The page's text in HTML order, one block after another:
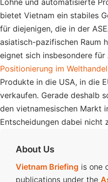
Löhne und automatisierte
bietet Vietnam ein stabiles
für diejenigen, die in der
asiatisch-pazifischen Raum
eignet sich insbesondere für
Positionierung im Welthandel
Produkte in die USA, in die
verkaufen. Gerade deshalb
den vietnamesischen Markt
Entscheidungen dabei nicht
About Us
Vietnam Briefing is one
publications under the